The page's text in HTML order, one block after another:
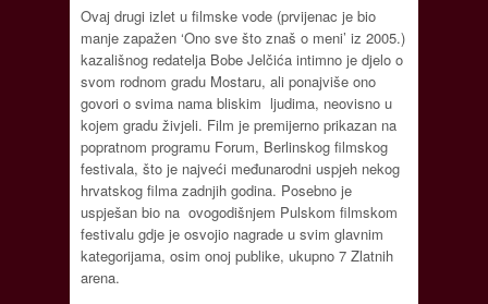
Ovaj drugi izlet u filmske vode (prvijenac je bio
manje zapažen ‘Ono sve što znaš o meni’ iz 2005.)
kazališnog redatelja Bobe Jelčića intimno je djelo o
svom rodnom gradu Mostaru, ali ponajviše ono
govori o svima nama bliskim ljudima, neovisno u
kojem gradu živjeli. Film je premijerno prikazan na
popratnom programu Forum, Berlinskog filmskog
festivala, što je najveći međunarodni uspjeh nekog
hrvatskog filma zadnjih godina. Posebno je
uspješan bio na ovogodišnjem Pulskom filmskom
festivalu gdje je osvojio nagrade u svim glavnim
kategorijama, osim onoj publike, ukupno 7 Zlatnih
arena.